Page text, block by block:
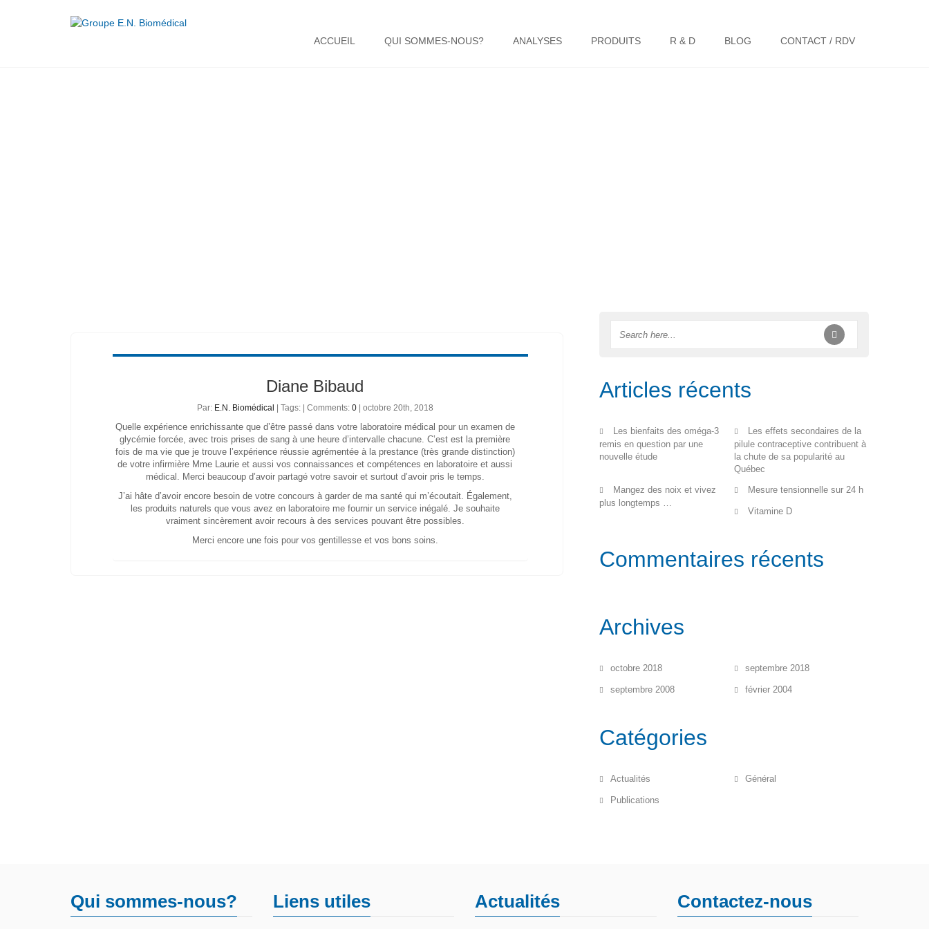
ACCUEIL QUI SOMMES-NOUS? ANALYSES PRODUITS R & D BLOG CONTACT / RDV
Diane Bibaud
Par: E.N. Biomédical | Tags: | Comments: 0| octobre 20th, 2018
Quelle expérience enrichissante que d’être passé dans votre laboratoire médical pour un examen de
glycémie forcée, avec trois prises de sang à une heure d’intervalle chacune. C’est est la première
fois de ma vie que je trouve l’expérience réussie agrémentée à la prestance (très grande distinction)
de votre infirmière Mme Laurie et aussi vos connaissances et compétences en laboratoire et aussi
médical. Merci beaucoup d’avoir partagé votre savoir et surtout d’avoir pris le temps.
J’ai hâte d’avoir encore besoin de votre concours à garder de ma santé qui m’écoutait. Également,
les produits naturels que vous avez en laboratoire me fournir un service inégalé. Je souhaite
vraiment sincèrement avoir recours à des services pouvant être possibles.
Merci encore une fois pour vos gentillesse et vos bons soins.
Articles récents
Les bienfaits des oméga-3
remis en question par une
nouvelle étude
Les effets secondaires de la
pilule contraceptive contribuent à
la chute de sa popularité au
Québec
Mangez des noix et vivez
plus longtemps …
Mesure tensionnelle sur 24 h
Vitamine D
Commentaires récents
Archives
octobre 2018 septembre 2018
septembre 2008 février 2004
Catégories
Actualités Général
Publications
Qui sommes-nous? Liens utiles Actualités Contactez-nous